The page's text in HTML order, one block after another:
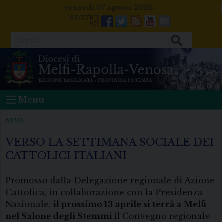
venerdì 07 agosto 2026
Facebook
Twitter
FeedsYoutube
Mail
Menu
NEWS
VERSO LA SETTIMANA SOCIALE DEI
CATTOLICI ITALIANI
Promosso dalla Delegazione regionale di Azione
Cattolica, in collaborazione con la Presidenza
Nazionale, il prossimo 13 aprile si terrà a Melfi
nel Salone degli Stemmi il Convegno regionale